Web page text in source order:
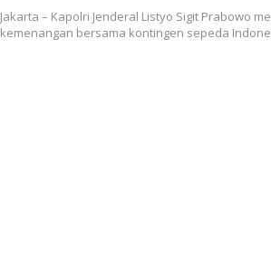
Jakarta – Kapolri Jenderal Listyo Sigit Prabowo
kemenangan bersama kontingen sepeda